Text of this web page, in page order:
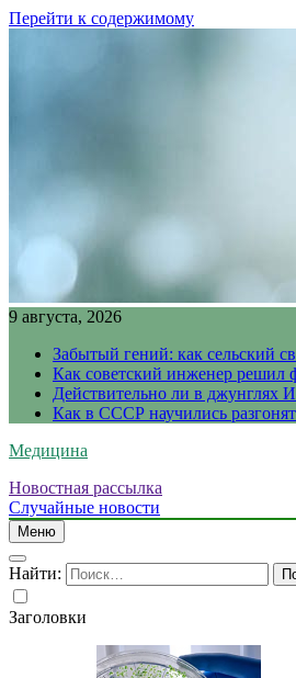
Перейти к содержимому
9 августа, 2026
Забытый гений: как сельский
Как советский инженер решил
Действительно ли в джунглях
Как в СССР научились
Медицина
Новостная рассылка
Случайные новости
Меню
Найти:
Заголовки